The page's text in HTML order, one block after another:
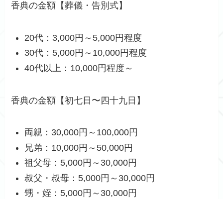
香典の金額【葬儀・告別式】
20代：3,000円～5,000円程度
30代：5,000円～10,000円程度
40代以上：10,000円程度～
香典の金額【初七日〜四十九日】
両親：30,000円～100,000円
兄弟：10,000円～50,000円
祖父母：5,000円～30,000円
叔父・叔母：5,000円～30,000円
甥・姪：5,000円～30,000円